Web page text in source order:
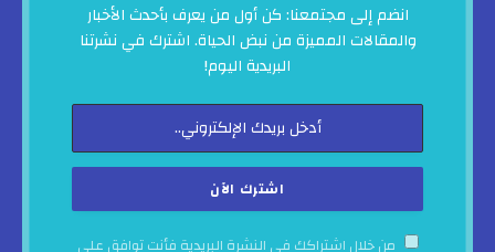
انضم إلى مجتمعنا: كن أول من يعرف بأحدث الأخبار
والمقالات المميزة من نبض الحياة. اشترك في نشرتنا
البريدية اليوم!
من خلال اشتراكك في النشرة البريدية فأنت توافق على